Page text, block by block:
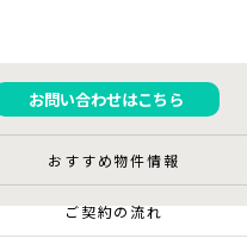
お問い合わせはこちら
おすすめ物件情報
ご契約の流れ